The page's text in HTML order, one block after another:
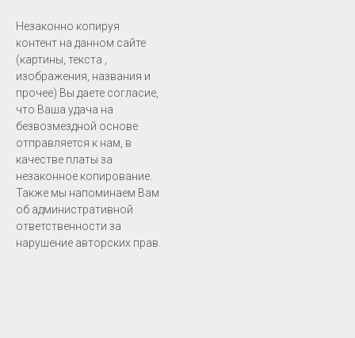
Незаконно копируя
контент на данном сайте
(картины, текста ,
изображения, названия и
прочее) Вы даете согласие,
что Ваша удача на
безвозмездной основе
отправляется к нам, в
качестве платы за
незаконное копирование.
Также мы напоминаем Вам
об административной
ответственности за
нарушение авторских прав.